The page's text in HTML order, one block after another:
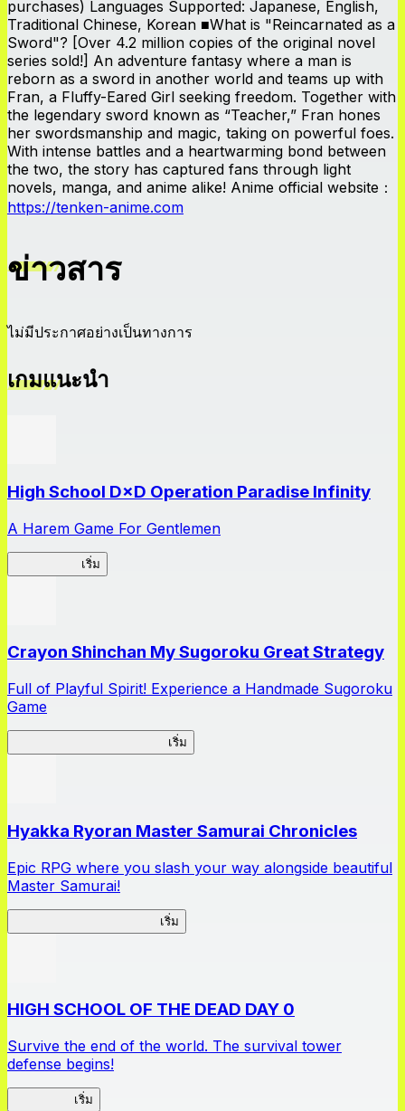
purchases) Languages Supported: Japanese, English,
Traditional Chinese, Korean ■What is "Reincarnated as a
Sword"? [Over 4.2 million copies of the original novel
series sold!] An adventure fantasy where a man is
reborn as a sword in another world and teams up with
Fran, a Fluffy-Eared Girl seeking freedom. Together with
the legendary sword known as “Teacher,” Fran hones
her swordsmanship and magic, taking on powerful foes.
With intense battles and a heartwarming bond between
the two, the story has captured fans through light
novels, manga, and anime alike! Anime official website：
https://tenken-anime.com
ข่าวสาร
ไม่มีประกาศอย่างเป็นทางการ
เกมแนะนำ
High School D×D Operation Paradise Infinity
A Harem Game For Gentlemen
เริ่ม
Crayon Shinchan My Sugoroku Great Strategy
Full of Playful Spirit! Experience a Handmade Sugoroku
Game
เริ่ม
Hyakka Ryoran Master Samurai Chronicles
Epic RPG where you slash your way alongside beautiful
Master Samurai!
เริ่ม
HIGH SCHOOL OF THE DEAD DAY 0
Survive the end of the world. The survival tower
defense begins!
เริ่ม